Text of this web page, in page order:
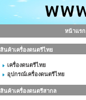
หน้าแรก
สินค้าเครื่องดนตรีไทย
เครื่องดนตรีไทย
อุปกรณ์เครื่องดนตรีไทย
สินค้าเครื่องดนตรีสากล